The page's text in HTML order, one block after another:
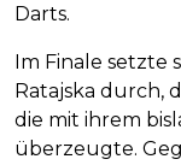
Darts.
Im Finale setzte
Ratajska durch,
die mit ihrem
überzeugte.